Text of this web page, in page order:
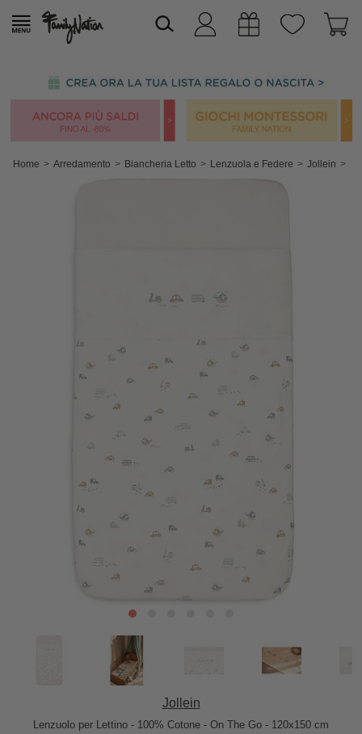
Home Arredamento Biancheria Letto Lenzuola e Federe Jollein
Jollein
Lenzuolo per Lettino - 100% Cotone - On The Go - 120x150 cm